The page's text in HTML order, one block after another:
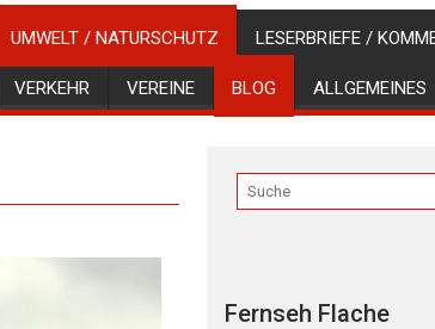
UMWELT / NATURSCHUTZ LESERBRIEFE /
VERKEHR VEREINE BLOG ALLGEMEINES
Fernseh Flache